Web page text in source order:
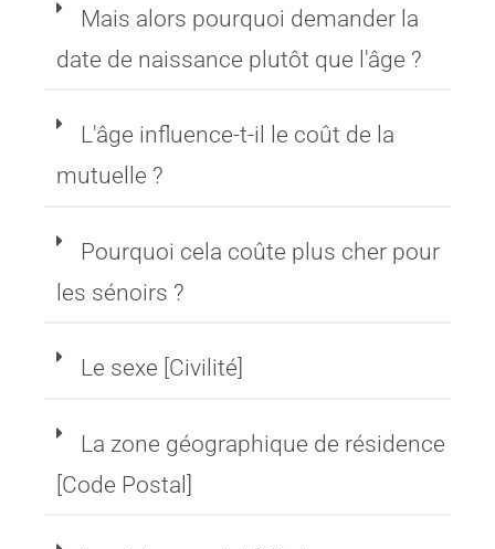
date de naissance plutôt que l'âge ?
mutuelle ?
les sénoirs ?
[Code Postal]